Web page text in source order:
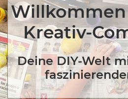
Kreativ-
Deine DIY-Welt